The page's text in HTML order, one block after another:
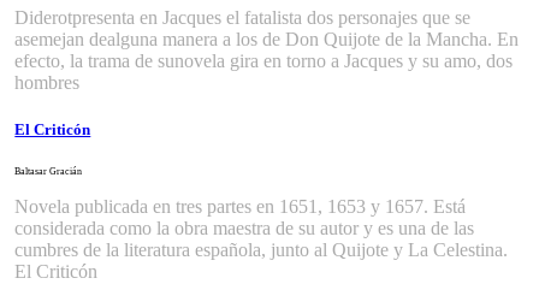
Diderotpresenta en Jacques el fatalista dos personajes que se
asemejan dealguna manera a los de Don Quijote de la Mancha. En
efecto, la trama de sunovela gira en torno a Jacques y su amo, dos
hombres
El Criticón
Baltasar Gracián
Novela publicada en tres partes en 1651, 1653 y 1657. Está
considerada como la obra maestra de su autor y es una de las
cumbres de la literatura española, junto al Quijote y La Celestina.
El Criticón